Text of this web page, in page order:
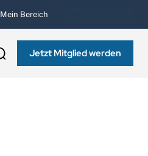
Mein Bereich
Jetzt Mitglied werden